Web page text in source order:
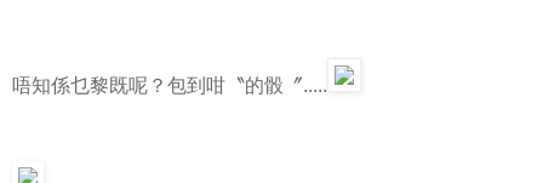
唔知係乜黎既呢？包到咁〝的骰〞.....